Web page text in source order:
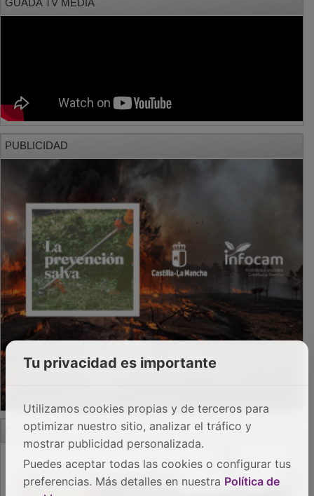
PUBLICIDAD
Tu privacidad es importante
Utilizamos cookies propias y de terceros para
optimizar nuestro sitio, analizar el tráfico y
mostrar publicidad personalizada.
Puedes aceptar todas las cookies o configurar tus
preferencias. Más detalles en nuestra Política de